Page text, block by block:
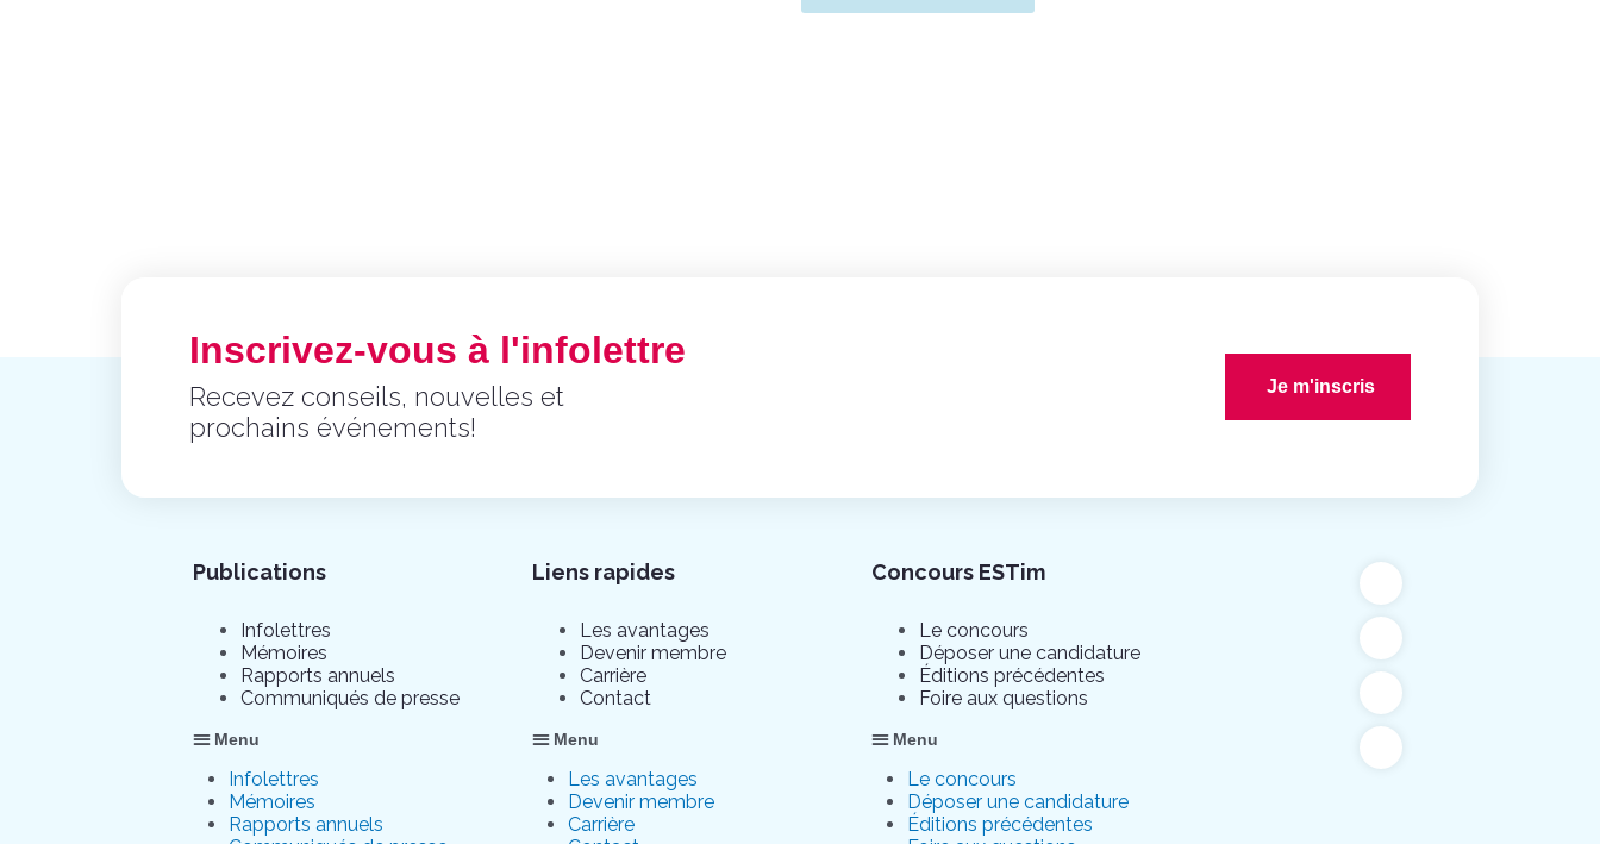
Inscrivez-vous à l'infolettre
Recevez conseils, nouvelles et
prochains événements!
Je m'inscris
Publications
Infolettres
Mémoires
Rapports annuels
Communiqués de presse
Menu
Infolettres
Mémoires
Rapports annuels
Liens rapides
Les avantages
Devenir membre
Carrière
Contact
Menu
Les avantages
Devenir membre
Carrière
Concours ESTim
Le concours
Déposer une candidature
Éditions précédentes
Foire aux questions
Menu
Le concours
Déposer une candidature
Éditions précédentes